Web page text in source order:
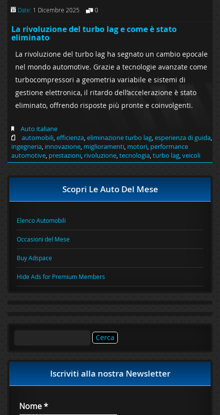
Date: 1 Dicembre 2025 0
La rivoluzione del turbo lag e come è stato
eliminato
La rivoluzione del turbo lag ha segnato un cambio epocale
nel mondo automotive. Grazie a tecnologie avanzate come
turbocompressori a geometria variabile e sistemi di
gestione elettronica, il ritardo dell’accelerazione è stato
eliminato, offrendo risposte più pronte e coinvolgenti.
Auto italiane
automobili,efficienza,eliminazione turbo lag,esperienza di guida,
ingegneria, innovazione, miglioramenti, motori, performance
automotive, prestazioni, rivoluzione,tecnologia,turbo lag,veicoli
Scopri Le Auto Del Mese
Elenco Automobili
Occasioni del Mese
Buy Adspace
Hide Ads for Premium Members
Iscriviti alla nostra Newsletter
Nome*